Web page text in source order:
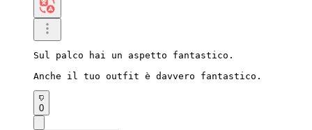
Sul palco hai un aspetto fantastico.
Anche il tuo outfit è davvero fantastico.
0